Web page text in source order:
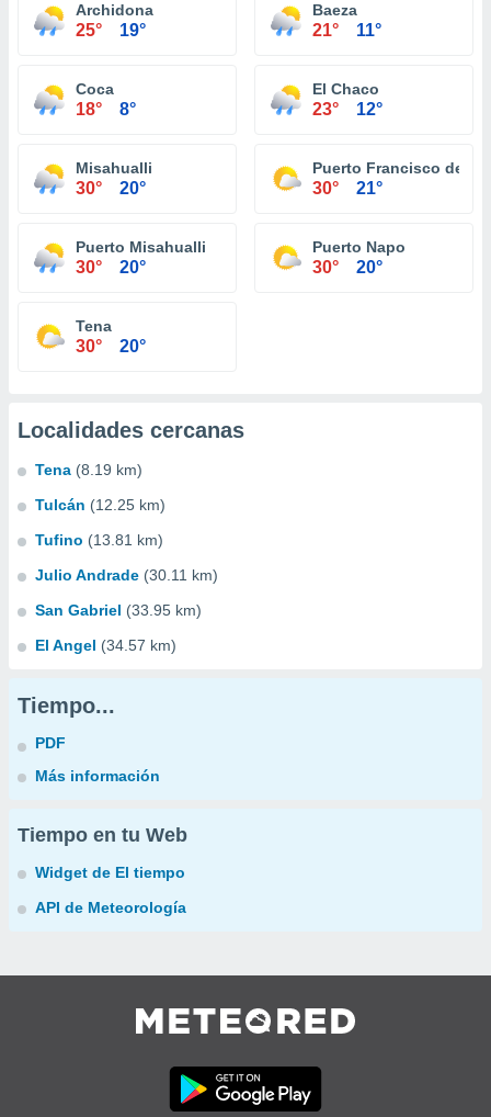
Archidona
25° 19°
Baeza
21° 11°
Coca
18° 8°
El Chaco
23° 12°
Misahualli
30° 20°
Puerto Francisco de
30° 21°
Puerto Misahualli
30° 20°
Puerto Napo
30° 20°
Tena
30° 20°
Localidades cercanas
Tena (8.19 km)
Tulcán (12.25 km)
Tufino (13.81 km)
Julio Andrade (30.11 km)
San Gabriel (33.95 km)
El Angel (34.57 km)
Tiempo...
PDF
Más información
Tiempo en tu Web
Widget de El tiempo
API de Meteorología